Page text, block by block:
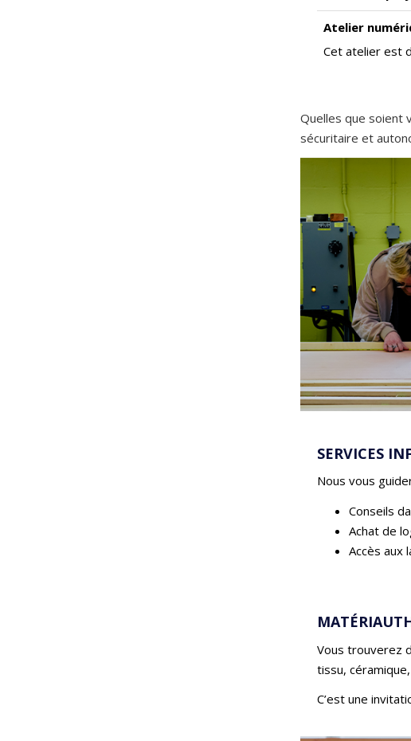
Atelier
Cet atelier est
Quelles que soient
sécuritaire et
SERVICES
Nous vous
Conseils
Achat de
Accès aux
Vous trouverez
tissu,
C’est une